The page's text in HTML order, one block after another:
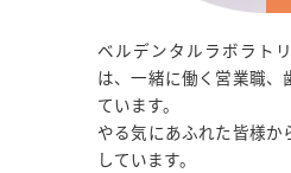
ベルデンタルラボラト
は、一緒に働く営業職、
ています。
やる気にあふれた皆様か
しています。